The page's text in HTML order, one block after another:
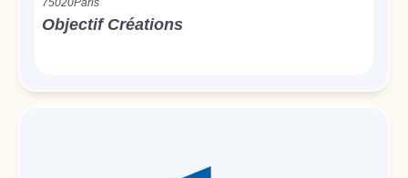
75020Paris
Objectif Créations